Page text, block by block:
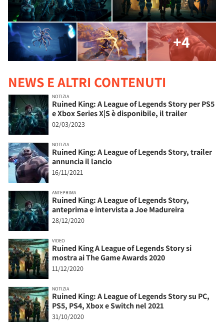
+4
NEWS E ALTRI CONTENUTI
NOTIZIA
Ruined King: A League of Legends Story per PS5
e Xbox Series X|S è disponibile, il trailer
02/03/2023
NOTIZIA
Ruined King: A League of Legends Story, trailer
annuncia il lancio
16/11/2021
ANTEPRIMA
Ruined King: A League of Legends Story,
anteprima e intervista a Joe Madureira
28/12/2020
VIDEO
Ruined King A League of Legends Story si
mostra ai The Game Awards 2020
11/12/2020
NOTIZIA
Ruined King: A League of Legends Story su PC,
PS5, PS4, Xbox e Switch nel 2021
31/10/2020